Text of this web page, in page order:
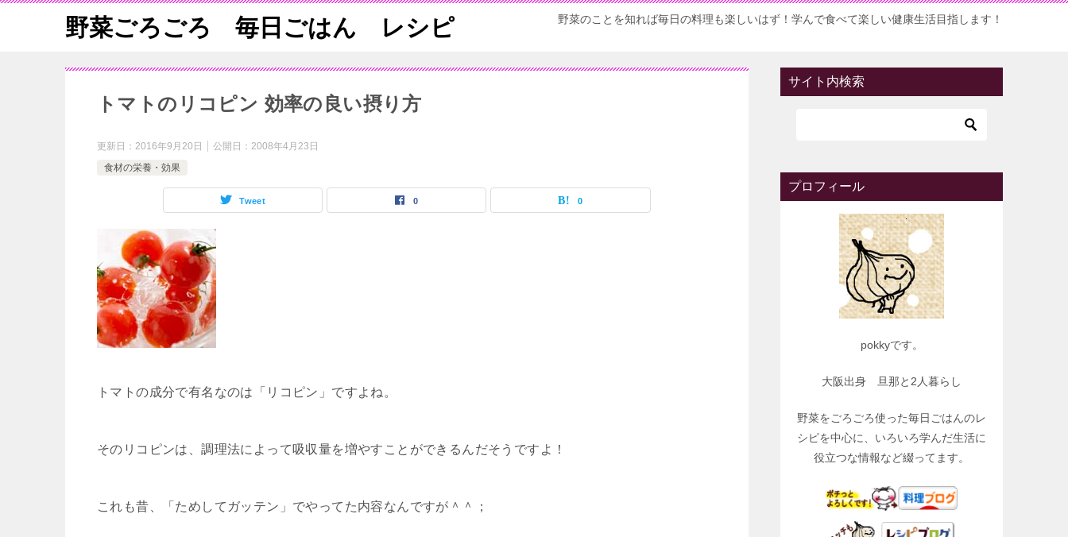
野菜ごろごろ 毎日ごはん レシピ 野菜のことを知れば毎日の料理も楽しいはず！学んで食べて楽しい健康生活目指します！
トマトのリコピン 効率の良い摂り方
更新日： 2016年9月20日 公開日： 2008年4月23日
食材の栄養・効果
Tweet 0 0
トマトの成分で有名なのは「リコピン」ですよね。
そのリコピンは、調理法によって吸収量を増やすことができるんだそうですよ！
これも昔、「ためしてガッテン」でやってた内容なんですが＾＾；
サイト内検索
プロフィール
pokkyです。
大阪出身 旦那と2人暮らし
野菜をごろごろ使った毎日ごはんのレ
シピを中心に、いろいろ学んだ生活に
役立つな情報など綴ってます。